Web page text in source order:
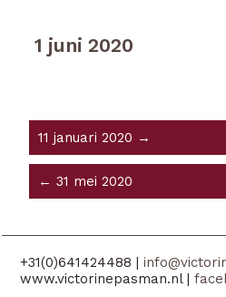
1 juni 2020
11 januari 2020 →
← 31 mei 2020
+31(0)641424488 |
www.victorinepasman.nl |